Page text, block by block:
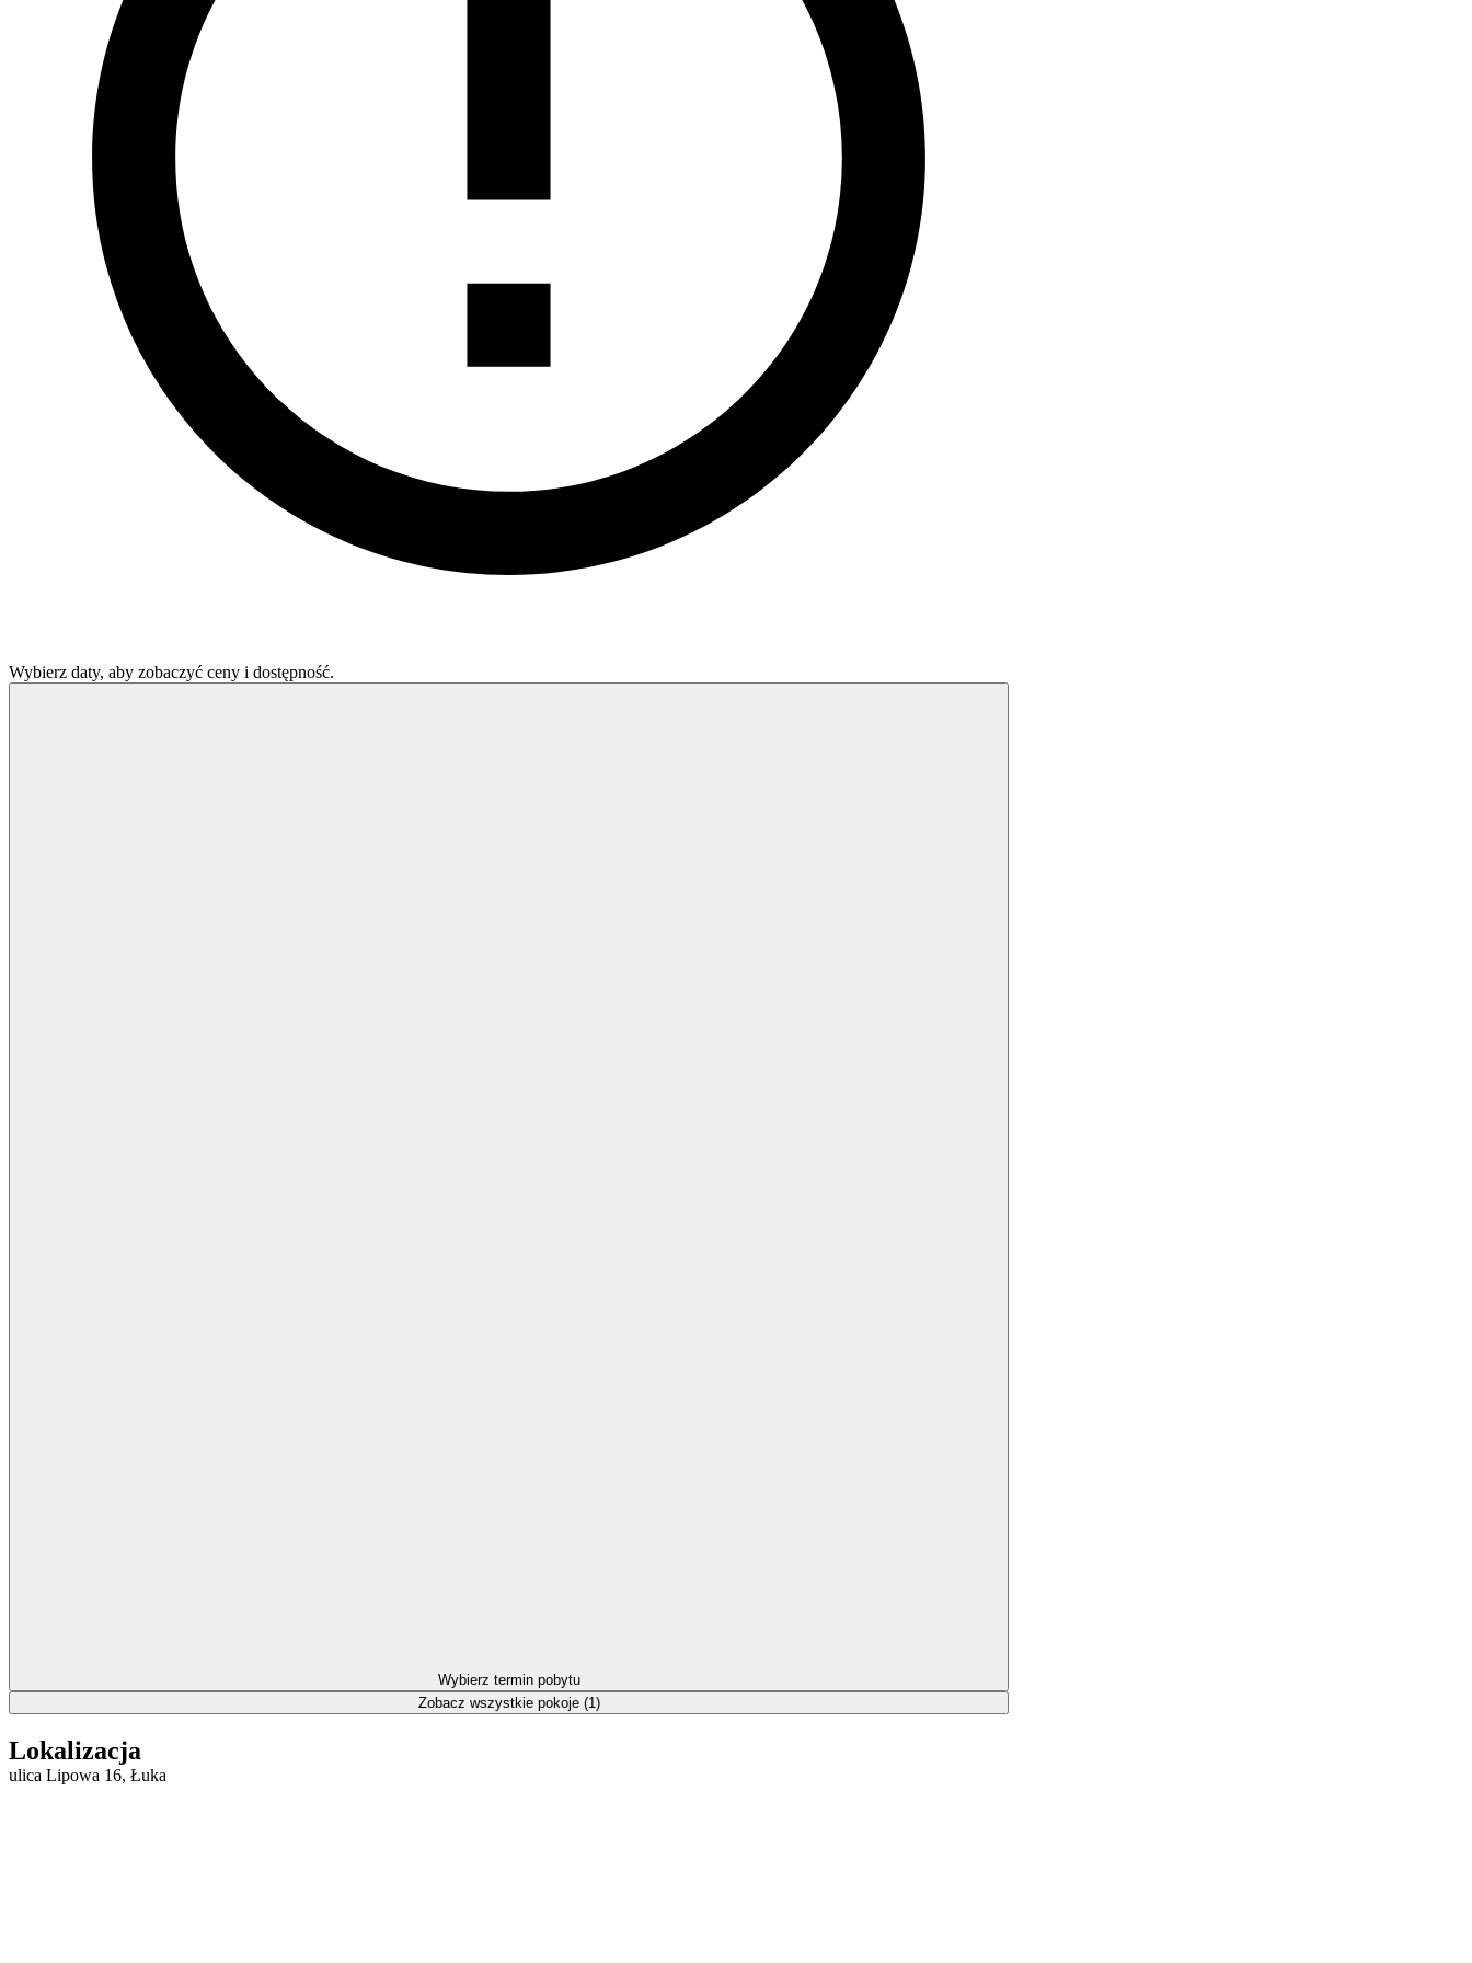
Lokalizacja
ulica Lipowa 16, Łuka
Wybierz daty, aby zobaczyć ceny i dostępność.
Wybierz termin pobytu
Zobacz wszystkie pokoje (1)